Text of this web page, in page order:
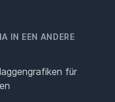
IN EEN ANDERE
für